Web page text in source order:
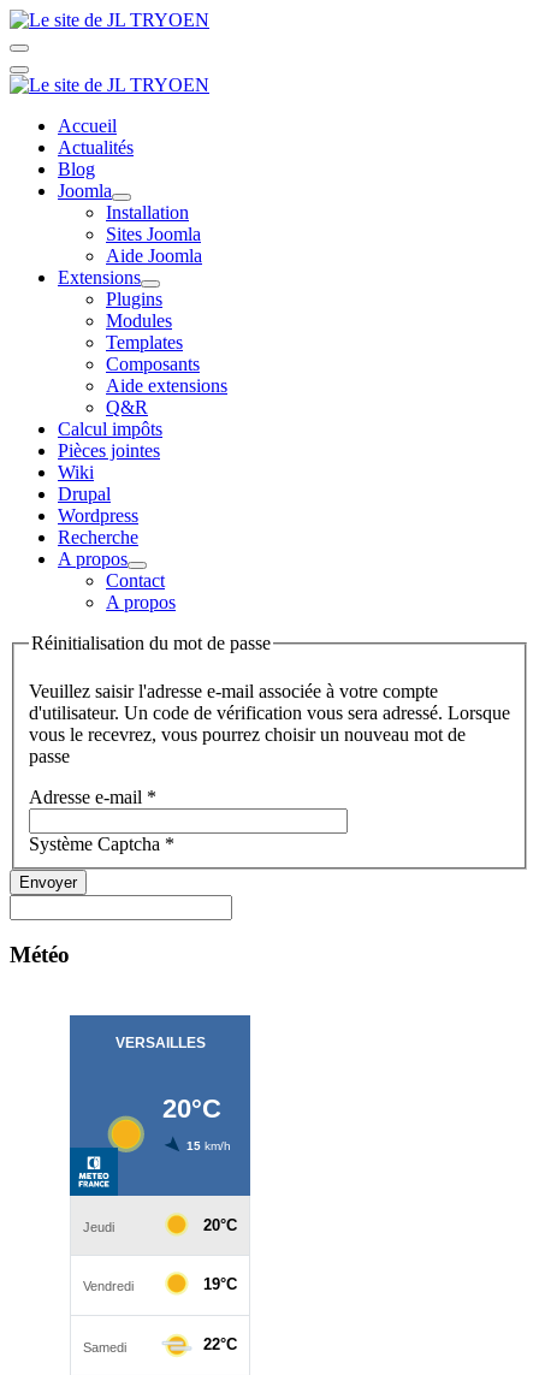
Accueil
Actualités
Blog
Joomla
Installation
Sites Joomla
Aide Joomla
Extensions
Plugins
Modules
Templates
Composants
Aide extensions
Q&R
Calcul impôts
Pièces jointes
Wiki
Drupal
Wordpress
Recherche
A propos
Contact
A propos
Réinitialisation du mot de passe
Veuillez saisir l'adresse e-mail associée à votre compte
d'utilisateur. Un code de vérification vous sera adressé. Lorsque
vous le recevrez, vous pourrez choisir un nouveau mot de
passe
Adresse e-mail *
Système Captcha *
Envoyer
Météo